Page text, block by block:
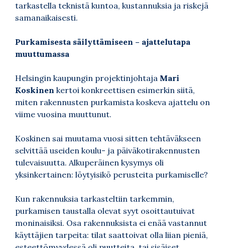
tarkastella teknistä kuntoa, kustannuksia ja riskejä
samanaikaisesti.
Purkamisesta säilyttämiseen – ajattelutapa
muuttumassa
Helsingin kaupungin projektinjohtaja Mari
Koskinen kertoi konkreettisen esimerkin siitä,
miten rakennusten purkamista koskeva ajattelu on
viime vuosina muuttunut.
Koskinen sai muutama vuosi sitten tehtäväkseen
selvittää useiden koulu- ja päiväkotirakennusten
tulevaisuutta. Alkuperäinen kysymys oli
yksinkertainen: löytyisikö perusteita purkamiselle?
Kun rakennuksia tarkasteltiin tarkemmin,
purkamisen taustalla olevat syyt osoittautuivat
moninaisiksi. Osa rakennuksista ei enää vastannut
käyttäjien tarpeita: tilat saattoivat olla liian pieniä,